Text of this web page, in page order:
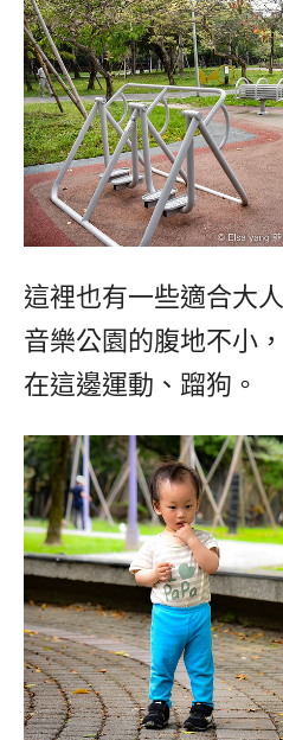
這裡也有一些適合大
音樂公園的腹地不小
在這邊運動、蹓狗。